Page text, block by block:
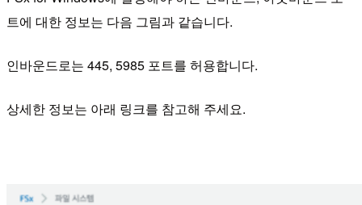
트에 대한 정보는 다음 그림과 같습니다.
인바운드로는 445, 5985 포트를 허용합니다.
상세한 정보는 아래 링크를 참고해 주세요.